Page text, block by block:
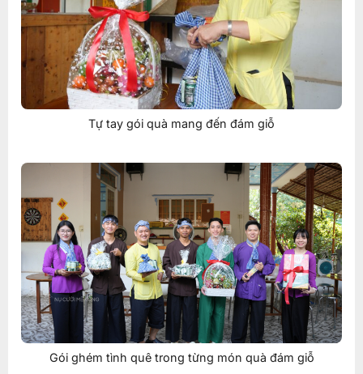
Tự tay gói quà mang đến đám giỗ
Gói ghém tình quê trong từng món quà đám giỗ